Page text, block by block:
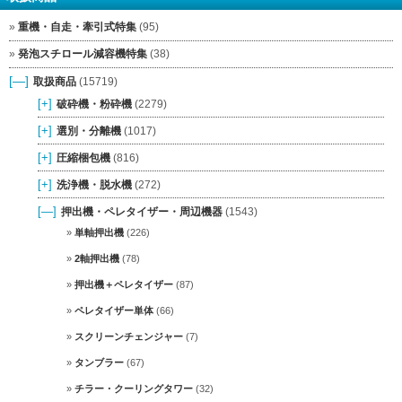
重機・自走・牽引式特集 (95)
発泡スチロール減容機特集 (38)
[—] 取扱商品 (15719)
[+] 破砕機・粉砕機 (2279)
[+] 選別・分離機 (1017)
[+] 圧縮梱包機 (816)
[+] 洗浄機・脱水機 (272)
[—] 押出機・ペレタイザー・周辺機器 (1543)
単軸押出機 (226)
2軸押出機 (78)
押出機＋ペレタイザー (87)
ペレタイザー単体 (66)
スクリーンチェンジャー (7)
タンブラー (67)
チラー・クーリングタワー (32)